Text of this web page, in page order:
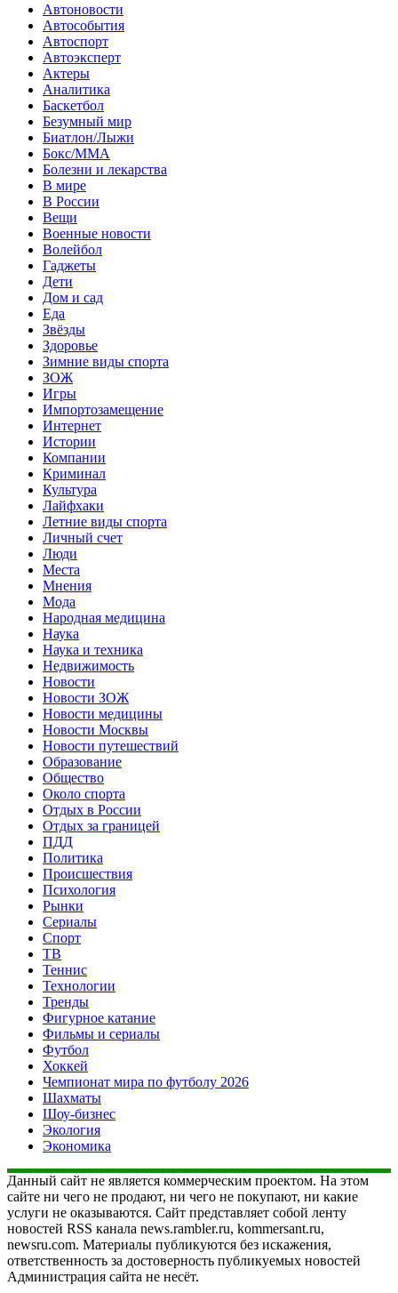
Автоновости
Автособытия
Автоспорт
Автоэксперт
Актеры
Аналитика
Баскетбол
Безумный мир
Биатлон/Лыжи
Бокс/MMA
Болезни и лекарства
В мире
В России
Вещи
Военные новости
Волейбол
Гаджеты
Дети
Дом и сад
Еда
Звёзды
Здоровье
Зимние виды спорта
ЗОЖ
Игры
Импортозамещение
Интернет
Истории
Компании
Криминал
Культура
Лайфхаки
Летние виды спорта
Личный счет
Люди
Места
Мнения
Мода
Народная медицина
Наука
Наука и техника
Недвижимость
Новости
Новости ЗОЖ
Новости медицины
Новости Москвы
Новости путешествий
Образование
Общество
Около спорта
Отдых в России
Отдых за границей
ПДД
Политика
Происшествия
Психология
Рынки
Сериалы
Спорт
ТВ
Теннис
Технологии
Тренды
Фигурное катание
Фильмы и сериалы
Футбол
Хоккей
Чемпионат мира по футболу 2026
Шахматы
Шоу-бизнес
Экология
Экономика
Данный сайт не является коммерческим проектом. На этом
сайте ни чего не продают, ни чего не покупают, ни какие
услуги не оказываются. Сайт представляет собой ленту
новостей RSS канала news.rambler.ru, kommersant.ru,
newsru.com. Материалы публикуются без искажения,
ответственность за достоверность публикуемых новостей
Администрация сайта не несёт.